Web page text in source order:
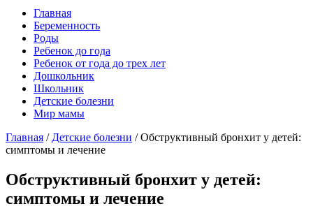
Главная
Беременность
Роды
Ребенок до года
Ребенок от года до трех лет
Дошкольник
Школьник
Детские болезни
Мир мамы
Главная / Детские болезни / Обструктивный бронхит у детей:
симптомы и лечение
Обструктивный бронхит у детей:
симптомы и лечение